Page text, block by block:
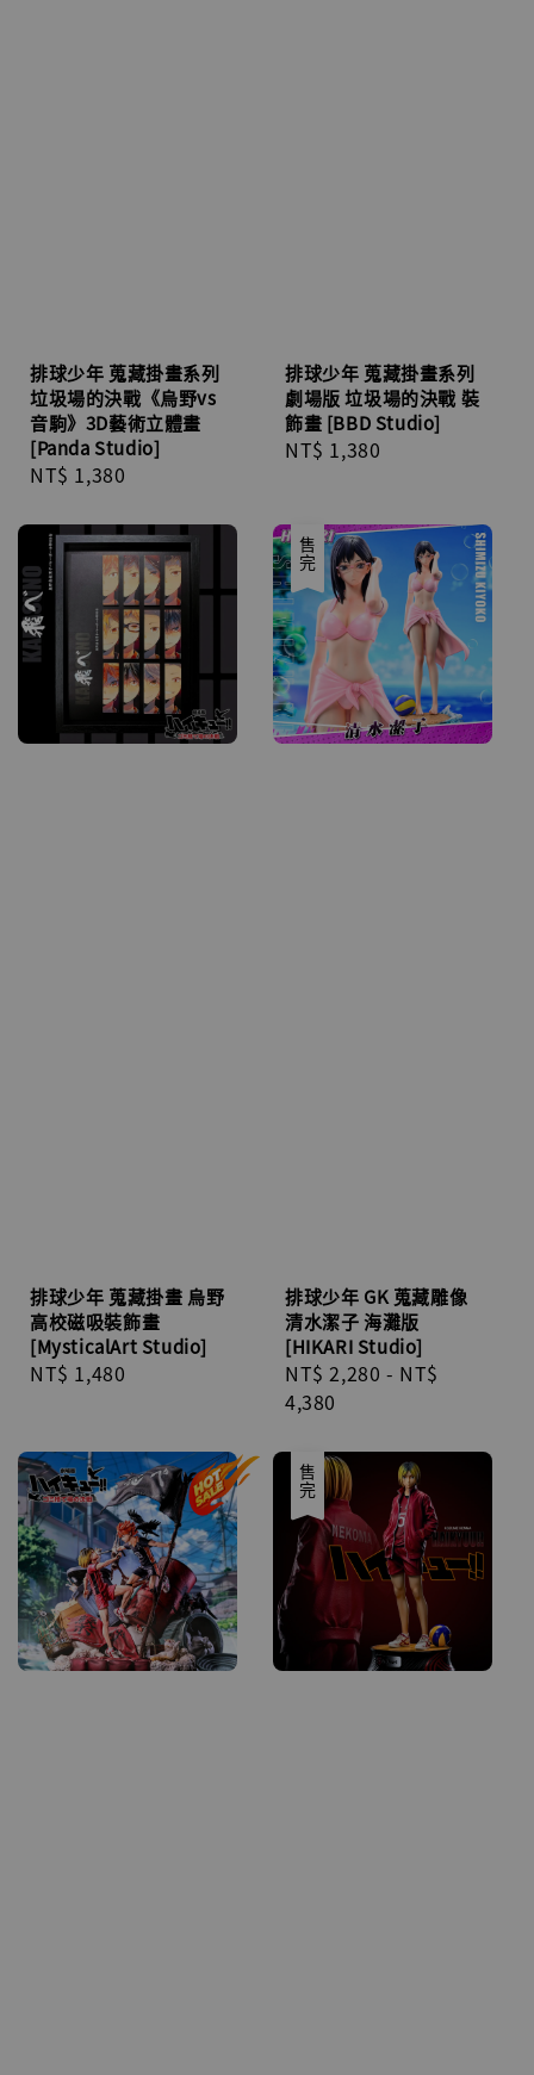
排球少年 蒐藏掛畫系列
垃圾場的決戰《烏野vs
音駒》3D藝術立體畫
[Panda Studio]
Regular
NT$ 1,380
排球少年 蒐藏掛畫系列
劇場版 垃圾場的決戰 裝
飾畫 [BBD Studio]
Regular
NT$ 1,380
排球少年 蒐藏掛畫 烏野
高校磁吸裝飾畫
[MysticalArt Studio]
Regular
NT$ 1,480
售完
排球少年 GK 蒐藏雕像
清水潔子 海灘版
[HIKARI Studio]
Regular
price
NT$ 2,280 - NT$
4,380
售完